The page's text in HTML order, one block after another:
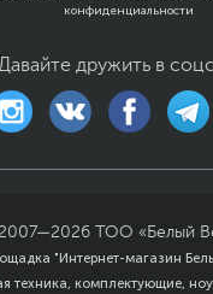
конфиденциальности
дружить в
2026
ТОО «Белый
"Интернет-магазин
техника, комплектующие,